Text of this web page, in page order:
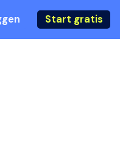
Start gratis